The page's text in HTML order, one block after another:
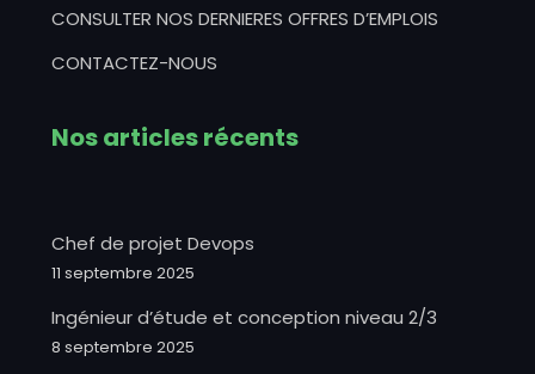
CONSULTER NOS DERNIERES OFFRES D’EMPLOIS
CONTACTEZ-NOUS
Nos articles récents
Chef de projet Devops
11 septembre 2025
Ingénieur d’étude et conception niveau 2/3
8 septembre 2025